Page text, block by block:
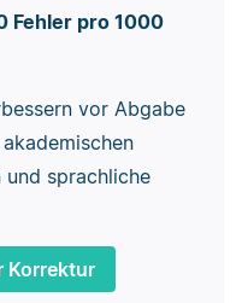
Fehler pro 1000
vor Abgabe
sprachliche
Korrektur